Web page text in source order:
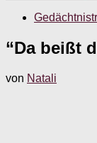
“Da beißt
von Natali